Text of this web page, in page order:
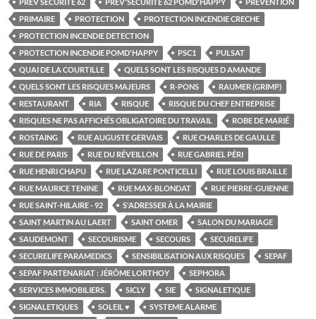
PREV SECURITE 62
PREV'SECURITE 62 POMD'HAPPY
PREVENTION
PRIMAIRE
PROTECTION
PROTECTION INCENDIE CRECHE
PROTECTION INCENDIE DETECTION
PROTECTION INCENDIE POMD'HAPPY
PSC1
PULSAT
QUAI DE LA COURTILLE
QUELS SONT LES RISQUES D AMANDE
QUELS SONT LES RISQUES MAJEURS
R-PONS
RAUMER (GRIMP)
RESTAURANT
RIA RISQUE
RISQUE DU CHEF ENTREPRISE
RISQUES NE PAS AFFICHÉS OBLIGATOIRE DU TRAVAIL
ROBE DE MARIÉ
ROSTAING
RUE AUGUSTE GERVAIS
RUE CHARLES DE GAULLE
RUE DE PARIS
RUE DU RÉVEILLON
RUE GABRIEL PÉRI
RUE HENRI CHAPU
RUE LAZARE PONTICELLI
RUE LOUIS BRAILLE
RUE MAURICE TENINE
RUE MAX-BLONDAT
RUE PIERRE-GUIENNE
RUE SAINT-HILAIRE - 92
S'ADRESSER À LA MAIRIE
SAINT MARTIN AU LAERT
SAINT OMER
SALON DU MARIAGE
SAUDEMONT
SECOURISME SECOURS
SECURELIFE
SECURELIFE PARAMEDICS
SENSIBILISATION AUX RISQUES
SEPAF
SEPAF PARTENARIAT : JÉRÔME LORTHOY
SEPHORA
SERVICES IMMOBILIERS.
SICLY SIE
SIGNALETIQUE
SIGNALETIQUES
SOLEIL ♥
SYSTEME ALARME